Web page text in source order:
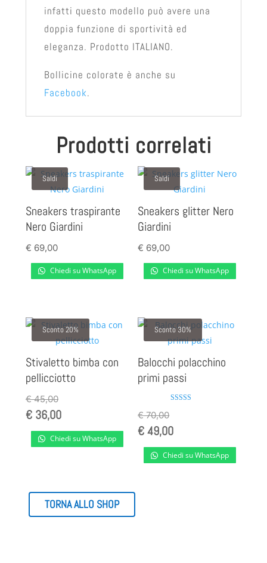
infatti questo modello può avere una
doppia funzione di sportività ed
eleganza. Prodotto ITALIANO.
Bollicine colorate è anche su
Facebook.
Prodotti correlati
Saldi
Sneakers traspirante
Nero Giardini
€ 69,00
Chiedi su WhatsApp
Saldi
Sneakers glitter Nero
Giardini
€ 69,00
Chiedi su WhatsApp
Sconto 20%
Stivaletto bimba con
pellicciotto
€45,00
€36,00
Chiedi su WhatsApp
Sconto 30%
Balocchi polacchino
primi passi
€70,00
€49,00
Chiedi su WhatsApp
TORNA ALLO SHOP